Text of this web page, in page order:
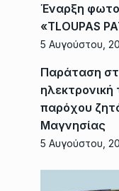
Έναρξη
«TLOUPAS
5 Αυγούστου,
Παράταση
παρόχου
Μαγνησίας
5 Αυγούστου,